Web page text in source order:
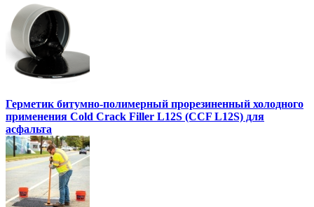
Герметик битумно-полимерный прорезиненный холодного
применения Cold Crack Filler L12S (ССF L12S) для
асфальта